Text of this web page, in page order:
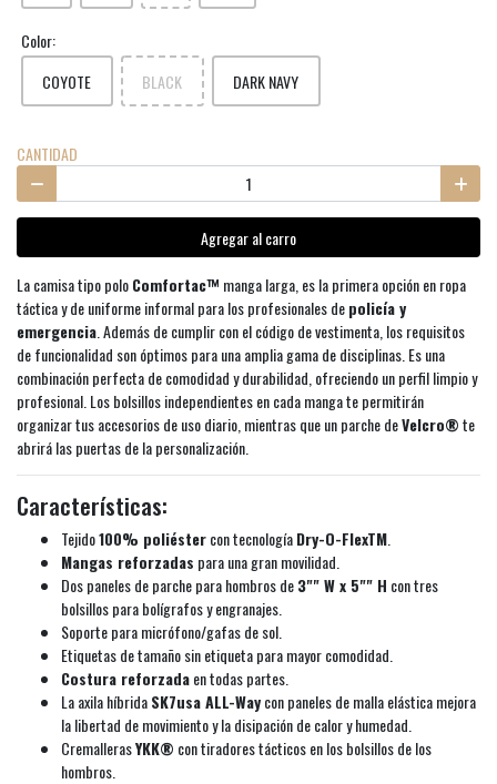
Color:
COYOTE
BLACK DARK NAVY
CANTIDAD
Agregar al carro
La camisa tipo poloComfortac™ manga larga, es la primera opción en ropa
táctica y de uniforme informal para los profesionales depolicía y
emergencia . Además de cumplir con el código de vestimenta, los requisitos
de funcionalidad son óptimos para una amplia gama de disciplinas. Es una
combinación perfecta de comodidad y durabilidad, ofreciendo un perfil limpio y
profesional. Los bolsillos independientes en cada manga te permitirán
organizar tus accesorios de uso diario, mientras que un parche deVelcro®te
abrirá las puertas de la personalización.
Características:
Tejido100% poliéstercon tecnologíaDry-O-FlexTM
Mangas reforzadas para una gran movilidad.
Dos paneles de parche para hombros de3"" W x 5"" H con tres
bolsillos para bolígrafos y engranajes.
Soporte para micrófono/gafas de sol.
Etiquetas de tamaño sin etiqueta para mayor comodidad.
Costura reforzadaen todas partes.
La axila híbridaSK7usa ALL-Waycon paneles de malla elástica mejora
la libertad de movimiento y la disipación de calor y humedad.
CremallerasYKK® con tiradores tácticos en los bolsillos de los
hombros.